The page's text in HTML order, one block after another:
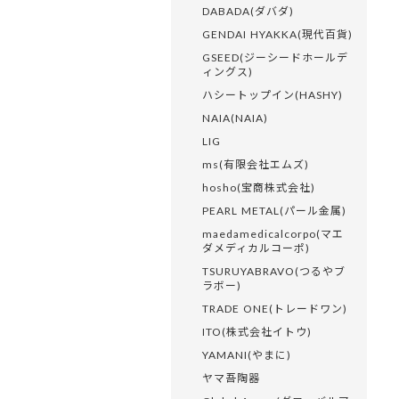
DABADA(ダバダ)
GENDAI HYAKKA(現代百貨)
GSEED(ジーシードホールデ
ィングス)
ハシートップイン(HASHY)
NAIA(NAIA)
LIG
ms(有限会社エムズ)
hosho(宝商株式会社)
PEARL METAL(パール金属)
maedamedicalcorpo(マエ
ダメディカルコーポ)
TSURUYABRAVO(つるやブ
ラボー)
TRADE ONE(トレードワン)
ITO(株式会社イトウ)
YAMANI(やまに)
ヤマ吾陶器